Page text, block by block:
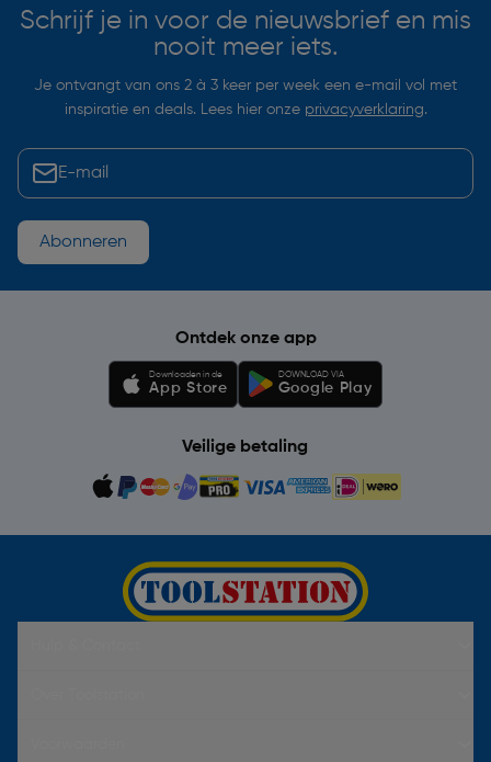
Schrijf je in voor de nieuwsbrief en mis
nooit meer iets.
Je ontvangt van ons 2 à 3 keer per week een e-mail vol met
inspiratie en deals. Lees hier onze privacyverklaring.
Abonneren
Ontdek onze app
Downloaden in de
App Store
DOWNLOAD VIA
Google Play
Veilige betaling